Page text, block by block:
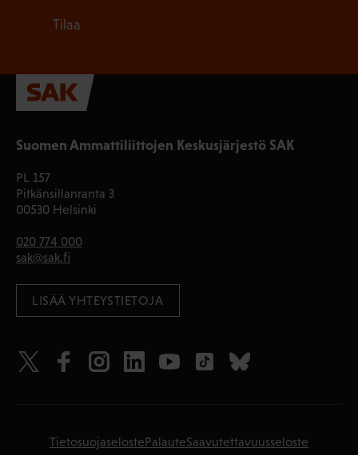
Suomen Ammattiliittojen Keskusjärjestö SAK
PL 157
Pitkänsillanranta 3
00530 Helsinki
020 774 000
sak@sak.fi
LISÄÄ YHTEYSTIETOJA
Tilaa
TietosuojaselostePalauteSaavutettavuusseloste